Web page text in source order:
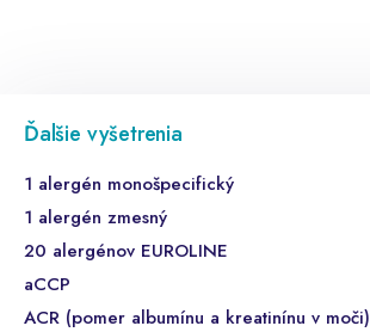
Ďalšie vyšetrenia
1 alergén monošpecifický
1 alergén zmesný
20 alergénov EUROLINE
aCCP
ACR (pomer albumínu a kreatinínu v moči)